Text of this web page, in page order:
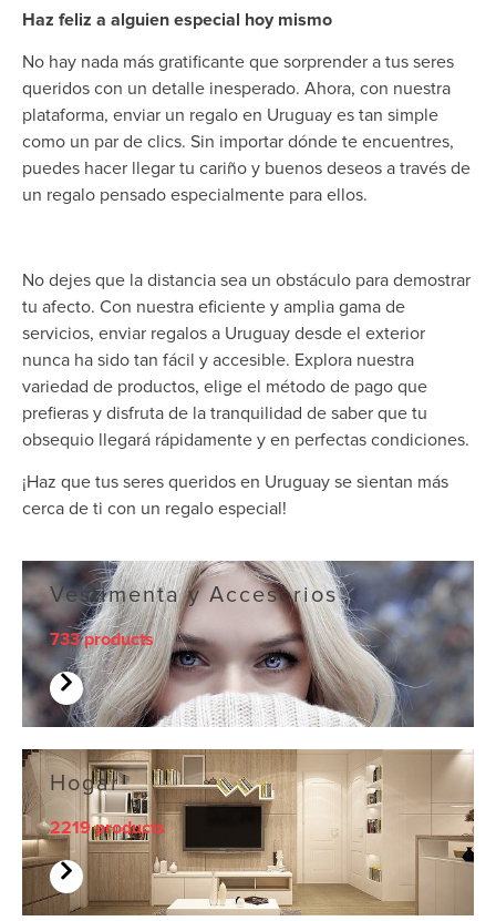
Haz feliz a alguien especial hoy mismo
No hay nada más gratificante que sorprender a tus seres
queridos con un detalle inesperado. Ahora, con nuestra
plataforma, enviar un regalo en Uruguay es tan simple
como un par de clics. Sin importar dónde te encuentres,
puedes hacer llegar tu cariño y buenos deseos a través de
un regalo pensado especialmente para ellos.
No dejes que la distancia sea un obstáculo para demostrar
tu afecto. Con nuestra eficiente y amplia gama de
servicios, enviar regalos a Uruguay desde el exterior
nunca ha sido tan fácil y accesible. Explora nuestra
variedad de productos, elige el método de pago que
prefieras y disfruta de la tranquilidad de saber que tu
obsequio llegará rápidamente y en perfectas condiciones.
¡Haz que tus seres queridos en Uruguay se sientan más
cerca de ti con un regalo especial!
Vestimenta y Accesorios
733 products
Hogar
2219 products